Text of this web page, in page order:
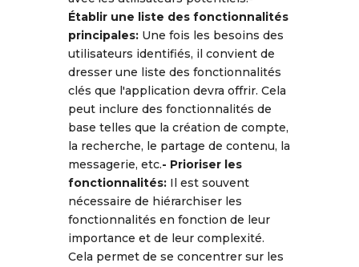
Établir une liste des fonctionnalités
principales: Une fois les besoins des
utilisateurs identifiés, il convient de
dresser une liste des fonctionnalités
clés que l'application devra offrir. Cela
peut inclure des fonctionnalités de
base telles que la création de compte,
la recherche, le partage de contenu, la
messagerie, etc.- Prioriser les
fonctionnalités: Il est souvent
nécessaire de hiérarchiser les
fonctionnalités en fonction de leur
importance et de leur complexité.
Cela permet de se concentrer sur les